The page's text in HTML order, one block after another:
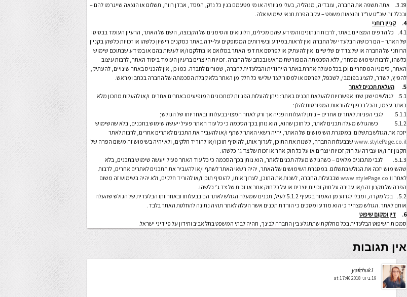
3.19. אתה תשפה את החברה, עובדיה, מנהליה, בעלי מניותיה או מי מטעמם בגין כל נזק, הפסד, אבדן רווח, תשלום או הוצאה שייגרמו להם –
ובכלל זה שכ”ט עו”ד והוצאות משפט – עקב הפרת תנאי שימוש אלה.
4.
קניין רוחני
4.1. כל הדפים המצויים באתר, לרבות הנתונים והמידע שהם מכילים, הלוגואים והסימנים של הקבוצה, השם של האתר, הרעיון העומד בבסיסו
של האתר – הם רכושה הבלעדי של החברה ואין לראות במידע ובשירותים המסופקים על-ידה באתר כמקנים רישיון כלשהו או זכויות כלשהן בקניין
הרוחני של החברה או של צדדים שלישיים. אין להעתיק או לפרסם את דפי האתר במלואם או בחלקם ו/או לעשות בהם או במידע שבתוכם שימוש
כלשהו, לרבות שימוש מסחרי, ללא הסכמתה המפורשת מראש ובכתב של החברה. זכויות היוצרים ברעיון העומד ביסוד האתר, לרבות עיצוב
האתר, סימניו המסחריים וכן בכל פעולה אחרת באתר הייחודית והבלעדית לחברה, שמורים לחברה. כמו כן, אין להכניס באתר שינויים, להעתיק,
להפיץ, לשדר, להציג בפומבי, לשכפל, לפרסם או למסור לצד שלישי כל חלק מן האתר בלא קבלת הסכמתה של החברה בכתב ומראש.
5.
העלאת תכנים לאתר
5.1. לגולשים ישנן שתי אפשרויות להעלאת תכנים באתר: ניתן להעלות הפניות למתכונים המופיעים באתרים אחרים ו/או
להעלות מתכון מלא
באתר עצמו, והכל בכפוף להוראות המפורטות להלן:
5.1.1. לגבי הפניות לאתרים אחרים – ניתן להעלות הפניה אך ורק לאתר המצוי בבעלותו ובאחריותו של הגולש;
5.1.2 כשהגולש מעלה תכנים לאתר, כל תוכן שהוא, הוא נותן בכך הסכמה כי כל עוד האתר פעיל ייעשה שימוש בתכנים, בלא שהשימוש
יזכה את הגולש בתשלום. במסגרת השימושים של האתר, יהיה רשאי האתר לשתף ו/או להעביר את התכנים לאתרים אחרים, לרבות לאתר
www.stylePage.co.il שבבעלות החברה, לשנות את התוכן, לערוך אותו, להוסיף תוכן ו/או להוריד חלקים, ולא יהיה בשימוש זה משום הפרה של
תקנון זה ו/או עבירה על חוק זכויות יוצרים או על כל חוק אחר או זכות של צד ג’ כלשהו.
5.1.3. לגבי מתכונים מלאים – כשהגולש מעלה תכנים לאתר, הוא נותן בכך הסכמה כי כל עוד האתר פעיל ייעשה שימוש בתכנים, בלא
שהשימוש יזכה את הגולש בתשלום. במסגרת השימושים של האתר, יהיה רשאי האתר לשתף ו/או להעביר את התכנים לאתרים אחרים, לרבות
לאתרwww.stylePage.co.il שבבעלות החברה, לשנות את התוכן, לערוך אותו, להוסיף תוכן ו/או להוריד חלקים, ולא יהיה בשימוש זה משום
הפרה של תקנון זה ו/או עבירה על חוק זכויות יוצרים או על כל חוק אחר או זכות של צד ג’ כלשהו.
5.2. בכל מקרה, ומבלי לגרוע מן האמור בסעיף 5.1.2 לעיל, תכנים שמעלה הגולש לאתר הם בבעלותו ובאחריותו הבלעדית של הגולש שהעלה
אותם לאתר. הגולש מצהיר כי הוא מודע ומסכים כי הורדת תכנים אשר העלה לאתר תהיה נתונה להחלטת האתר בלבד.
6.
דין ומקום שיפוט
סמכות השיפוט הבלעדית בכל מחלוקת שתתגלע בין החברה לבינך, תהיה לבתי המשפט בתל אביב ותידון על פי דיני ישראל.
אין תגובות
yafchuk1
19 ביוני 2018 at 17:46